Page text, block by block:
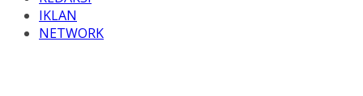
IKLAN
NETWORK